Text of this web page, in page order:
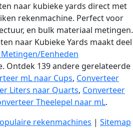
naar kubieke yards direct met
rekenmachine. Perfect voor
en bulk materiaal metingen.
naar Kubieke Yards maakt deel
Eenheden
Ontdek 139 andere gerelateerde
mL naar Cups, Converteer
Liters naar Quarts, Converteer
Theelepel naar mL.
rekenmachines | Sitemap